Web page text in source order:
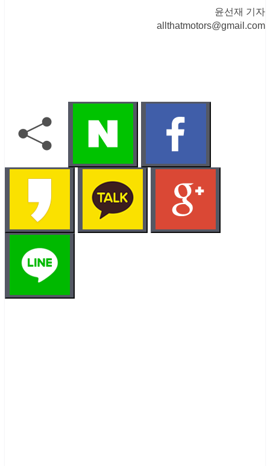
윤선재 기자
allthatmotors@gmail.com